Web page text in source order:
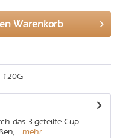
Warenkorb
das 3-geteilte Cup
mehr